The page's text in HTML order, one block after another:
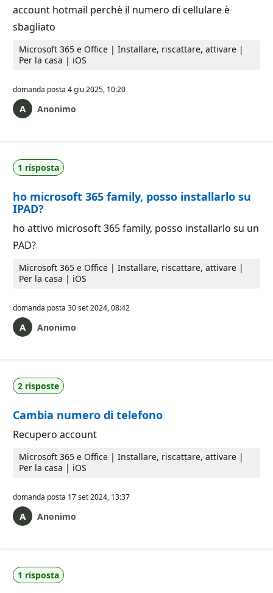
account hotmail perchè il numero di cellulare è
sbagliato
Microsoft 365 e Office | Installare, riscattare, attivare |
Per la casa | iOS
domanda posta 4 giu 2025, 10:20
Anonimo
1 risposta
ho microsoft 365 family, posso installarlo su
IPAD?
ho attivo microsoft 365 family, posso installarlo su un
PAD?
Microsoft 365 e Office | Installare, riscattare, attivare |
Per la casa | iOS
domanda posta 30 set 2024, 08:42
Anonimo
2 risposte
Cambia numero di telefono
Recupero account
Microsoft 365 e Office | Installare, riscattare, attivare |
Per la casa | iOS
domanda posta 17 set 2024, 13:37
Anonimo
1 risposta